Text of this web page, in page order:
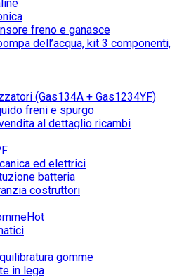
freno e ganasce
dell’acqua, kit 3 componenti,
(Gas134A + Gas1234YF)
freni e spurgo
al dettaglio ricambi
ed elettrici
batteria
costruttori
Hot
gomme
in lega